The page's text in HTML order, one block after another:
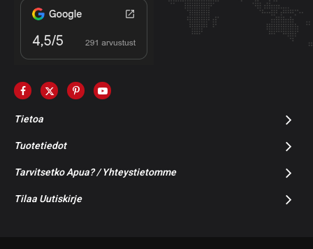
Tietoa
Tuotetiedot
Tarvitsetko Apua? / Yhteystietomme
Tilaa Uutiskirje